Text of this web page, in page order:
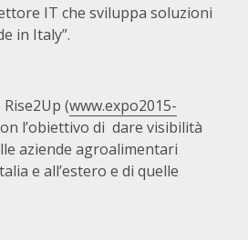
IT che sviluppa soluzioni
in Italy”.
(www.expo2015-
l’obiettivo di dare visibilità
aziende agroalimentari
e all’estero e di quelle